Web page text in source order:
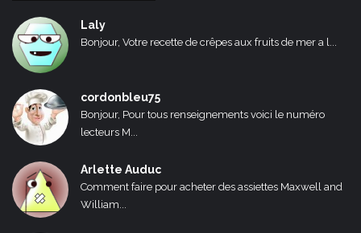
Laly
Bonjour, Votre recette de crêpes aux fruits de mer a l...
cordonbleu75
Bonjour, Pour tous renseignements voici le numéro
lecteurs M...
Arlette Auduc
Comment faire pour acheter des assiettes Maxwell and
William...